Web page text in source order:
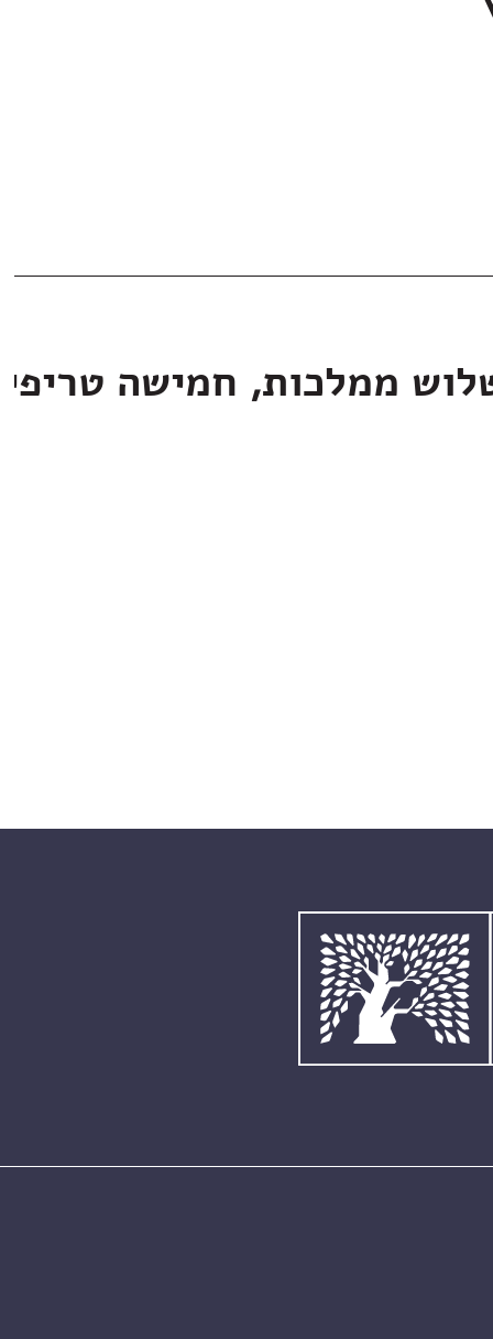
ממלכות, חמישה